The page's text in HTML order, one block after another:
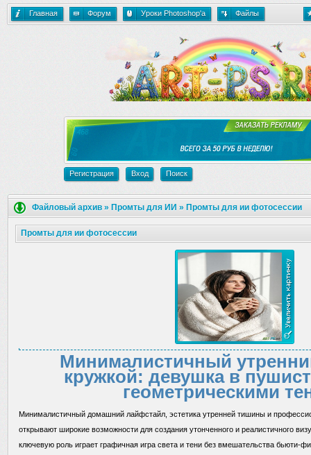
Главная Форум Уроки Photoshop'a Файлы
Регистрация Вход Поиск
Файловый архив » Промты для ИИ » Промты для ии фотосессии
Промты для ии фотосессии
Минималистичный
кружкой: девушка в
геометрическими
Минималистичный домашний лайфстайл, эстетика утренней тишины и
открывают широкие возможности для создания утонченного и реалистичного
ключевую роль играет графичная игра света и тени без вмешательства бьюти-